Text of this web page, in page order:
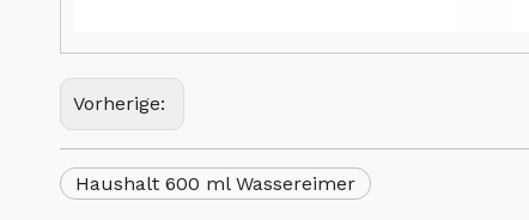
Vorherige:
Haushalt 600 ml Wassereimer